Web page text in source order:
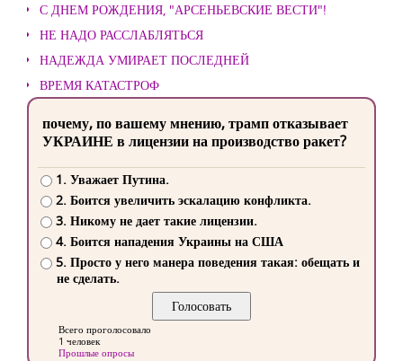
С ДНЕМ РОЖДЕНИЯ, "АРСЕНЬЕВСКИЕ ВЕСТИ"!
НЕ НАДО РАССЛАБЛЯТЬСЯ
НАДЕЖДА УМИРАЕТ ПОСЛЕДНЕЙ
ВРЕМЯ КАТАСТРОФ
почему, по вашему мнению, трамп отказывает
УКРАИНЕ в лицензии на производство ракет?
1. Уважает Путина.
2. Боится увеличить эскалацию конфликта.
3. Никому не дает такие лицензии.
4. Боится нападения Украины на США
5. Просто у него манера поведения такая: обещать и
не сделать.
Всего проголосовало
1 человек
Прошлые опросы